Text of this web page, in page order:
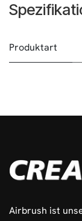
Produktart
Airbrush ist